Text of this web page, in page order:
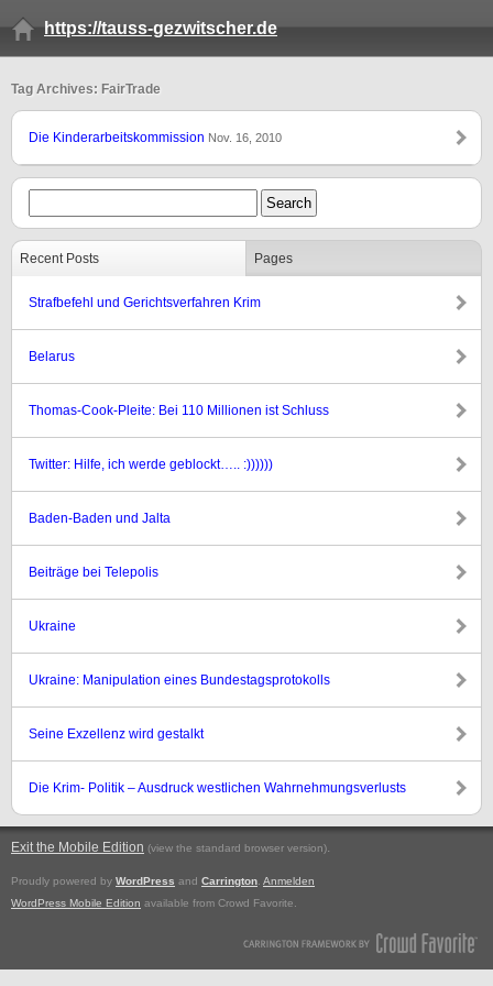
https://tauss-gezwitscher.de
Tag Archives: FairTrade
Die Kinderarbeitskommission Nov. 16, 2010
Recent Posts Pages
Strafbefehl und Gerichtsverfahren Krim
Belarus
Thomas-Cook-Pleite: Bei 110 Millionen ist Schluss
Twitter: Hilfe, ich werde geblockt….. :))))))
Baden-Baden und Jalta
Beiträge bei Telepolis
Ukraine
Ukraine: Manipulation eines Bundestagsprotokolls
Seine Exzellenz wird gestalkt
Die Krim- Politik – Ausdruck westlichen Wahrnehmungsverlusts
Exit the Mobile Edition (view the standard browser version).
Proudly powered by WordPress and Carrington Anmelden
WordPress Mobile Edition available from Crowd Favorite.